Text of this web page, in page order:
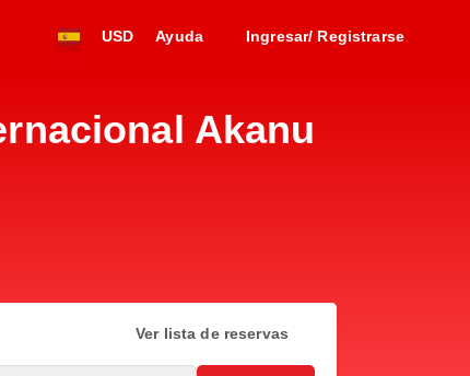
USD Ayuda Ingresar/ Registrarse
Akanu
Ver lista de reservas